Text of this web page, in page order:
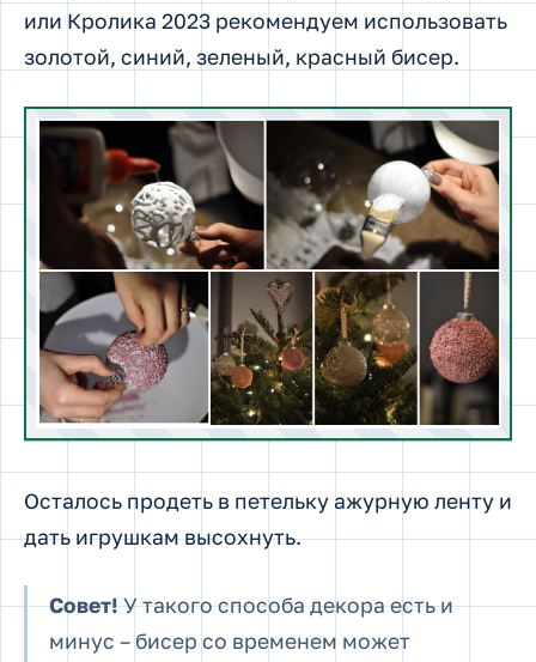
или Кролика 2023 рекомендуем использовать
золотой, синий, зеленый, красный бисер.
Осталось продеть в петельку ажурную ленту и
дать игрушкам высохнуть.
Совет!У такого способа декора есть и
минус – бисер со временем может